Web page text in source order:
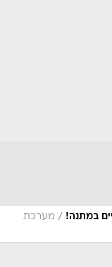
במתנה! / מערכת